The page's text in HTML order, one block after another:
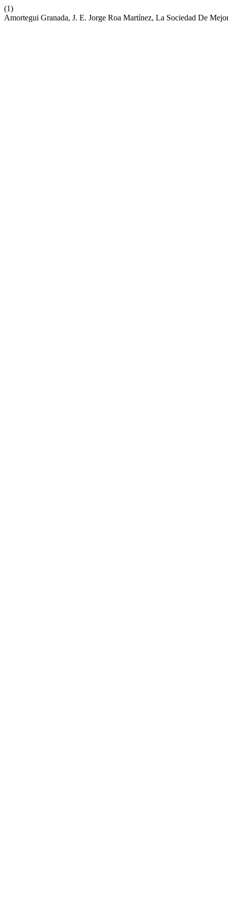
(1)
Amortegui Granada, J. E. Jorge Roa Martínez, La Sociedad De